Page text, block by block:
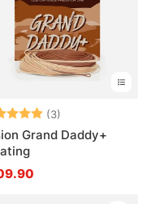
(3)
Grand Daddy+